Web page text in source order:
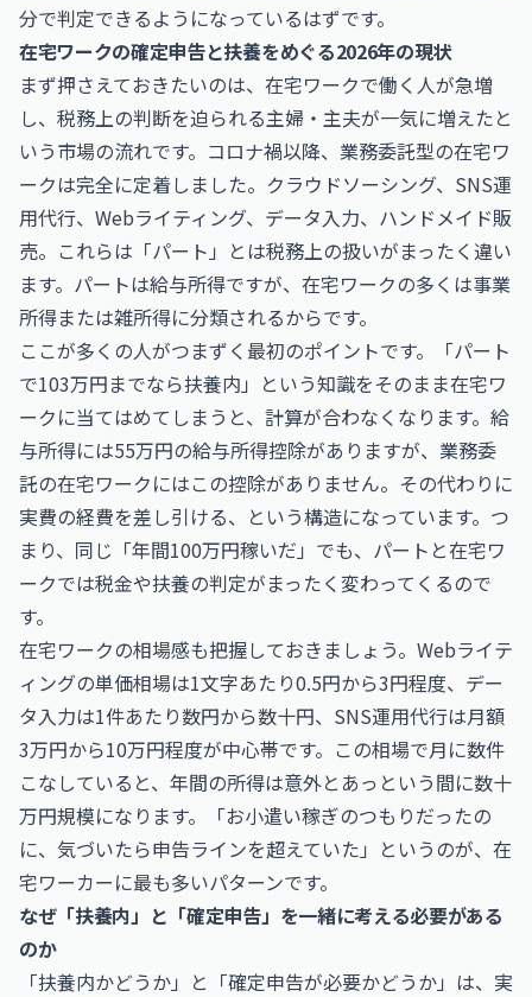
分で判定できるようになっているはずです。
在宅ワークの確定申告と扶養をめぐる2026年の現状
まず押さえておきたいのは、在宅ワークで働く人が急増
し、税務上の判断を迫られる主婦・主夫が一気に増えたと
いう市場の流れです。コロナ禍以降、業務委託型の在宅ワ
ークは完全に定着しました。クラウドソーシング、SNS運
用代行、Webライティング、データ入力、ハンドメイド販
売。これらは「パート」とは税務上の扱いがまったく違い
ます。パートは給与所得ですが、在宅ワークの多くは事業
所得または雑所得に分類されるからです。
ここが多くの人がつまずく最初のポイントです。「パート
で103万円までなら扶養内」という知識をそのまま在宅ワ
ークに当てはめてしまうと、計算が合わなくなります。給
与所得には55万円の給与所得控除がありますが、業務委
託の在宅ワークにはこの控除がありません。その代わりに
実費の経費を差し引ける、という構造になっています。つ
まり、同じ「年間100万円稼いだ」でも、パートと在宅ワ
ークでは税金や扶養の判定がまったく変わってくるので
す。
在宅ワークの相場感も把握しておきましょう。Webライテ
ィングの単価相場は1文字あたり0.5円から3円程度、デー
タ入力は1件あたり数円から数十円、SNS運用代行は月額
3万円から10万円程度が中心帯です。この相場で月に数件
こなしていると、年間の所得は意外とあっという間に数十
万円規模になります。「お小遣い稼ぎのつもりだったの
に、気づいたら申告ラインを超えていた」というのが、在
宅ワーカーに最も多いパターンです。
なぜ「扶養内」と「確定申告」を一緒に考える必要がある
のか
「扶養内かどうか」と「確定申告が必要かどうか」は、実